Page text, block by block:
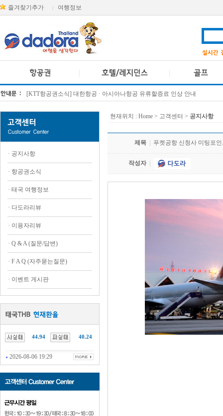
즐겨찾기추가 여행정보
[KTT항공권소식] 대한항공 · 아시아나항공 유류할증료 인상 안내
· 공지사항
· 항공권소식
· 태국 여행정보
· 다도라리뷰
· 이용자리뷰
· Q & A (질문/답변)
· F A Q (자주묻는질문)
· 이벤트 게시판
44.94 40.24
2026-08-06 19:29
현재위치 : Home > 고객센터 > 공지사항
제목 푸켓공항 신청사 미팅포
작성자